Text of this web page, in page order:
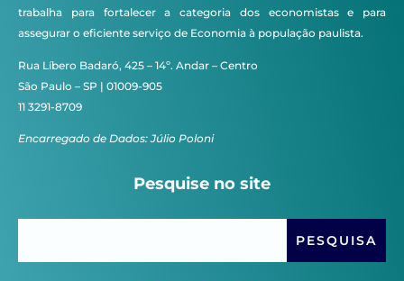
trabalha para fortalecer a categoria dos economistas e para
assegurar o eficiente serviço de Economia à população paulista.
Rua Líbero Badaró, 425 – 14º. Andar – Centro
São Paulo – SP | 01009-905
11 3291-8709
Encarregado de Dados: Júlio Poloni
Pesquise no site